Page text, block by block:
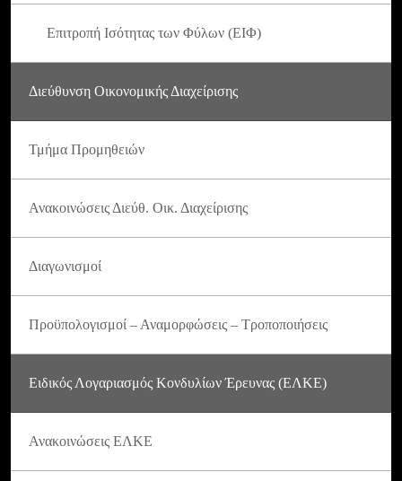
Επιτροπή Ισότητας των Φύλων (ΕΙΦ)
Διεύθυνση Οικονομικής Διαχείρισης
Τμήμα Προμηθειών
Ανακοινώσεις Διεύθ. Οικ. Διαχείρισης
Διαγωνισμοί
Προϋπολογισμοί – Αναμορφώσεις – Τροποποιήσεις
Ειδικός Λογαριασμός Κονδυλίων Έρευνας (ΕΛΚΕ)
Ανακοινώσεις ΕΛΚΕ